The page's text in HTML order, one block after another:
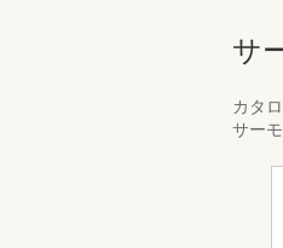
サ
カタ
サー